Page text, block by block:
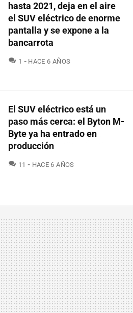
hasta 2021, deja en el aire
el SUV eléctrico de enorme
pantalla y se expone a la
bancarrota
1 COMENTARIOS
HACE 6 AÑOS
El SUV eléctrico está un
paso más cerca: el Byton M-
Byte ya ha entrado en
producción
11 COMENTARIOS
HACE 6 AÑOS